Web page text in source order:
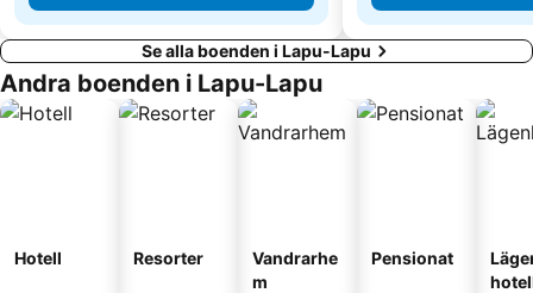
Se alla boenden i Lapu-Lapu
Andra boenden i Lapu-Lapu
Hotell Resorter
Vandrarhe
m
Pensionat